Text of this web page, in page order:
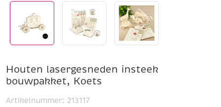
Houten lasergesneden insteek
bouwpakket, Koets
Artikelnummer: 213117